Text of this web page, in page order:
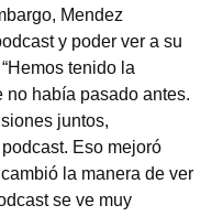
Mendez
y poder ver a su
tenido la
no había pasado antes.
juntos,
Eso mejoró
la manera de ver
se ve muy